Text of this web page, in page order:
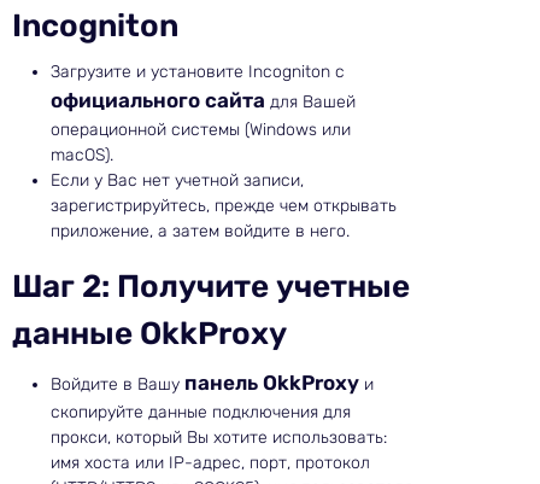
Incogniton
Загрузите и установите Incogniton с
официального сайта для Вашей
операционной системы (Windows или
macOS).
Если у Вас нет учетной записи,
зарегистрируйтесь, прежде чем открывать
приложение, а затем войдите в него.
Шаг 2: Получите учетные
данные OkkProxy
Войдите в Вашу панель OkkProxy и
скопируйте данные подключения для
прокси, который Вы хотите использовать:
имя хоста или IP-адрес, порт, протокол